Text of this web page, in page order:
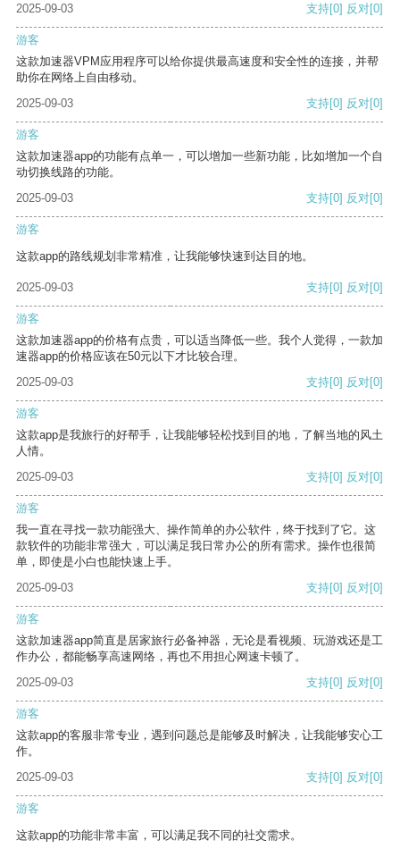
2025-09-03 支持[0] 反对[0]
游客
这款加速器VPM应用程序可以给你提供最高速度和安全性的连接，并帮
助你在网络上自由移动。
2025-09-03
支持[0] 反对[0]
游客
这款加速器app的功能有点单一，可以增加一些新功能，比如增加一个自
动切换线路的功能。
2025-09-03
支持[0] 反对[0]
游客
这款app的路线规划非常精准，让我能够快速到达目的地。
2025-09-03 支持[0] 反对[0]
游客
这款加速器app的价格有点贵，可以适当降低一些。我个人觉得，一款加
速器app的价格应该在50元以下才比较合理。
2025-09-03
支持[0] 反对[0]
游客
这款app是我旅行的好帮手，让我能够轻松找到目的地，了解当地的风土
人情。
2025-09-03
支持[0] 反对[0]
游客
我一直在寻找一款功能强大、操作简单的办公软件，终于找到了它。这
款软件的功能非常强大，可以满足我日常办公的所有需求。操作也很简
单，即使是小白也能快速上手。
2025-09-03
支持[0] 反对[0]
游客
这款加速器app简直是居家旅行必备神器，无论是看视频、玩游戏还是工
作办公，都能畅享高速网络，再也不用担心网速卡顿了。
2025-09-03
支持[0] 反对[0]
游客
这款app的客服非常专业，遇到问题总是能够及时解决，让我能够安心工
作。
2025-09-03
支持[0] 反对[0]
游客
这款app的功能非常丰富，可以满足我不同的社交需求。